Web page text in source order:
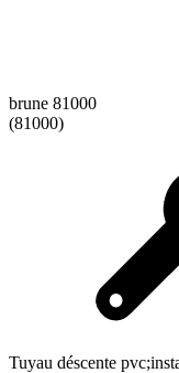
brune 81000
(81000)
Tuyau déscente